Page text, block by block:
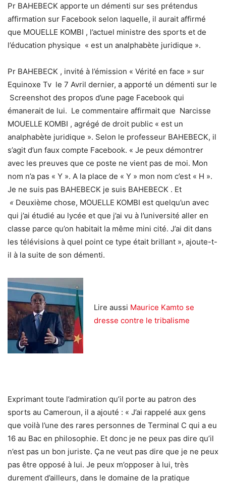
Pr BAHEBECK apporte un démenti sur ses prétendus
affirmation sur Facebook selon laquelle, il aurait affirmé
que MOUELLE KOMBI , l’actuel ministre des sports et de
l’éducation physique « est un analphabète juridique ».
Pr BAHEBECK , invité à l’émission « Vérité en face » sur
Equinoxe Tv le 7 Avril dernier, a apporté un démenti sur le
Screenshot des propos d’une page Facebook qui
émanerait de lui. Le commentaire affirmait que Narcisse
MOUELLE KOMBI , agrégé de droit public « est un
analphabète juridique ». Selon le professeur BAHEBECK, il
s’agit d’un faux compte Facebook. « Je peux démontrer
avec les preuves que ce poste ne vient pas de moi. Mon
nom n’a pas « Y ». A la place de « Y » mon nom c’est « H ».
Je ne suis pas BAHEBECK je suis BAHEBECK . Et
« Deuxième chose, MOUELLE KOMBI est quelqu’un avec
qui j’ai étudié au lycée et que j’ai vu à l’université aller en
classe parce qu’on habitait la même mini cité. J’ai dit dans
les télévisions à quel point ce type était brillant », ajoute-t-
il à la suite de son démenti.
Lire aussi Maurice Kamto se
dresse contre le tribalisme
Exprimant toute l’admiration qu’il porte au patron des
sports au Cameroun, il a ajouté : « J’ai rappelé aux gens
que voilà l’une des rares personnes de Terminal C qui a eu
16 au Bac en philosophie. Et donc je ne peux pas dire qu’il
n’est pas un bon juriste. Ça ne veut pas dire que je ne peux
pas être opposé à lui. Je peux m’opposer à lui, très
durement d’ailleurs, dans le domaine de la pratique